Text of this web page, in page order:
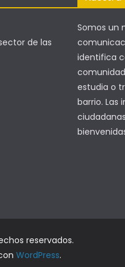
de las
Somos un
identifica
estudia o
barrio. Las
reservados.
WordPress.